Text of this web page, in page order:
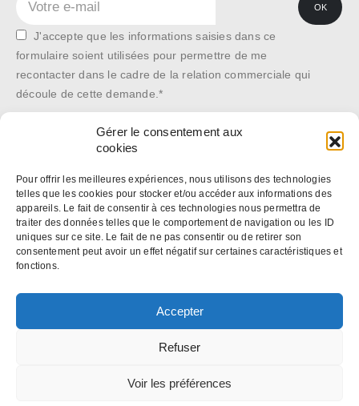
Gérer le consentement aux
cookies
Pour offrir les meilleures expériences, nous utilisons des technologies
telles que les cookies pour stocker et/ou accéder aux informations des
appareils. Le fait de consentir à ces technologies nous permettra de
traiter des données telles que le comportement de navigation ou les ID
uniques sur ce site. Le fait de ne pas consentir ou de retirer son
consentement peut avoir un effet négatif sur certaines caractéristiques et
fonctions.
Accepter
Refuser
Voir les préférences
J'accepte que les informations saisies dans ce
formulaire soient utilisées pour permettre de me
recontacter dans le cadre de la relation commerciale qui
découle de cette demande.*
*Les données recueillies sont conservées dans la plus stricte
confidentialité, et pour le seul usage de notre société. Elles ne sont
communiquées à aucune autre structure. En application des articles 27
et 34 de la loi « Informatique et libertés » n° 78-17 du 6 janvier 1978,
vous disposez d’un droit de modification ou de suppression de ces
données. Si vous souhaitez exercer ce droit, contactez-nous :
Protection des données personnelles / Politique